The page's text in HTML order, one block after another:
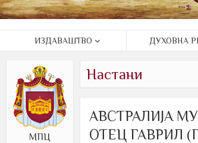
ИЗДАВАШТВО ДУХОВНА
МПЦ
Настани
АВСТРАЛИЈА
ОТЕЦ ГАВРИЛ